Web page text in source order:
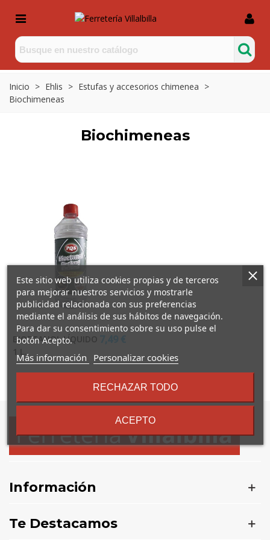
Inicio > Ehlis > Estufas y accesorios chimenea >
Biochimeneas
Biochimeneas
BIOETANOL LÍQUIDO
1 L.
Mostrando1-1 de 1 artículo(s)
Información
Te Destacamos
Este sitio web utiliza cookies propias y de terceros
para mejorar nuestros servicios y mostrarle
publicidad relacionada con sus preferencias
mediante el análisis de sus hábitos de navegación.
Para dar su consentimiento sobre su uso pulse el
botón Acepto.
Más información
sobre
términos
condiciones
Personalizar cookies
RECHAZAR TODO
ACEPTO